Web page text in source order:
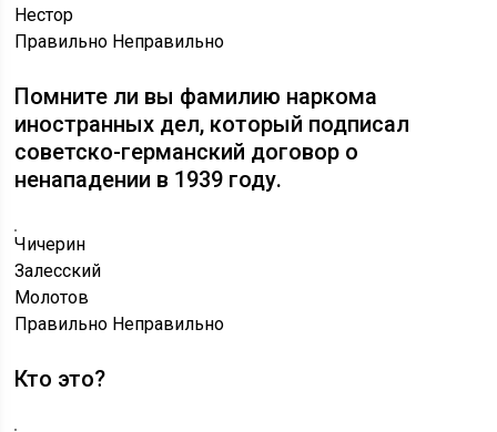
Нестор
Правильно Неправильно
Помните ли вы фамилию наркома
иностранных дел, который подписал
советско-германский договор о
ненападении в 1939 году.
Чичерин
Залесский
Молотов
Правильно Неправильно
Кто это?